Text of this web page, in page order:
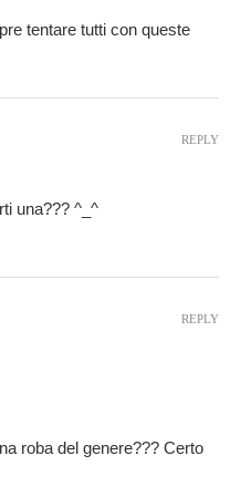
tentare tutti con queste
una??? ^_^
REPLY
roba del genere??? Certo
REPLY